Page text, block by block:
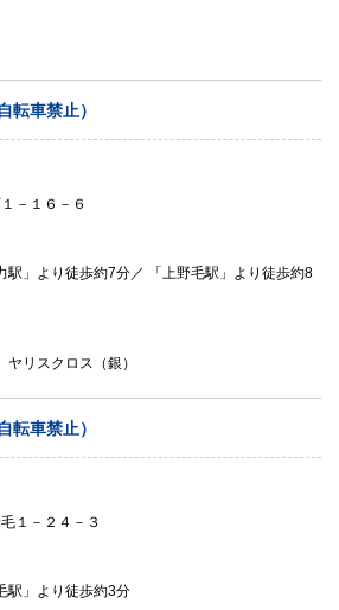
転車禁止）
－１６－６
駅」より徒歩約7分／ 「上野毛駅」より徒歩約8
リスクロス（銀）
転車禁止）
１－２４－３
駅」より徒歩約3分